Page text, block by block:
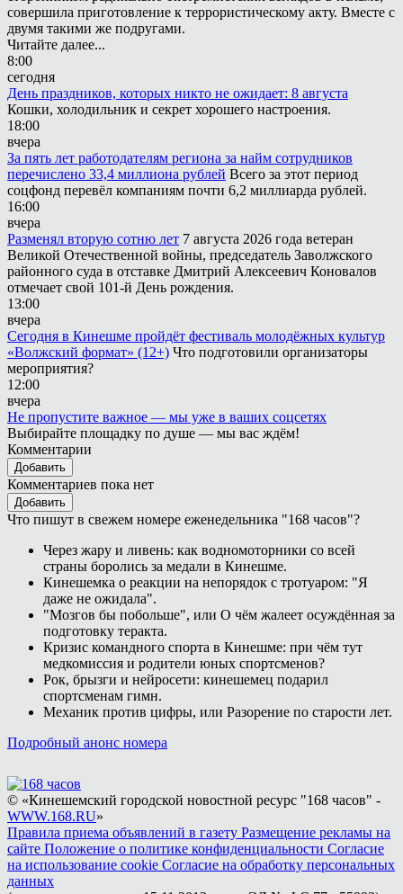
совершила приготовление к террористическому акту. Вместе с
двумя такими же подругами.
Читайте далее...
8:00
сегодня
День праздников, которых никто не ожидает: 8 августа
Кошки, холодильник и секрет хорошего настроения.
18:00
вчера
За пять лет работодателям региона за найм сотрудников
перечислено 33,4 миллиона рублей Всего за этот период
соцфонд перевёл компаниям почти 6,2 миллиарда рублей.
16:00
вчера
Разменял вторую сотню лет 7 августа 2026 года ветеран
Великой Отечественной войны, председатель Заволжского
районного суда в отставке Дмитрий Алексеевич Коновалов
отмечает свой 101-й День рождения.
13:00
вчера
Сегодня в Кинешме пройдёт фестиваль молодёжных культур
«Волжский формат» (12+) Что подготовили организаторы
мероприятия?
12:00
вчера
Не пропустите важное — мы уже в ваших соцсетях
Выбирайте площадку по душе — мы вас ждём!
Комментарии
Добавить
Комментариев пока нет
Добавить
Что пишут в свежем номере еженедельника "168 часов"?
Через жару и ливень: как водномоторники со всей
страны боролись за медали в Кинешме.
Кинешемка о реакции на непорядок с тротуаром: "Я
даже не ожидала".
"Мозгов бы побольше", или О чём жалеет осуждённая за
подготовку теракта.
Кризис командного спорта в Кинешме: при чём тут
медкомиссия и родители юных спортсменов?
Рок, брызги и нейросети: кинешемец подарил
спортсменам гимн.
Механик против цифры, или Разорение по старости лет.
Подробный анонс номера
© «Кинешемский городской новостной ресурс "168 часов" -
WWW.168.RU»
Правила приема объявлений в газету Размещение рекламы на
сайте Положение о политике конфиденциальности Согласие
на использование cookie Согласие на обработку персональных
данных